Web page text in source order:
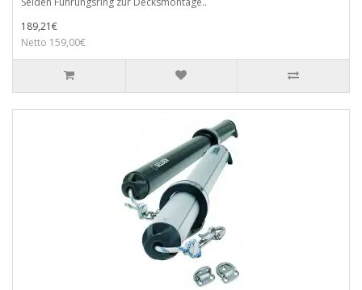
189,21€
Netto 159,00€